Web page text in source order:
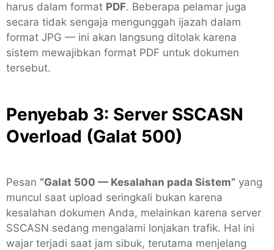
harus dalam format PDF. Beberapa pelamar juga
secara tidak sengaja mengunggah ijazah dalam
format JPG — ini akan langsung ditolak karena
sistem mewajibkan format PDF untuk dokumen
tersebut.
Penyebab 3: Server SSCASN
Overload (Galat 500)
Pesan “Galat 500 — Kesalahan pada Sistem” yang
muncul saat upload seringkali bukan karena
kesalahan dokumen Anda, melainkan karena server
SSCASN sedang mengalami lonjakan trafik. Hal ini
wajar terjadi saat jam sibuk, terutama menjelang